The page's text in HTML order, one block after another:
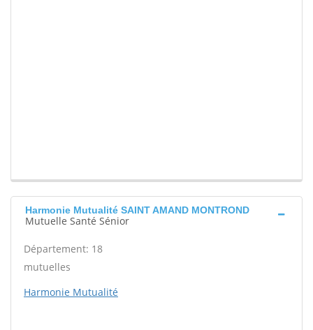
Harmonie Mutualité SAINT AMAND MONTROND
Mutuelle Santé Sénior
Département: 18
mutuelles
Harmonie Mutualité